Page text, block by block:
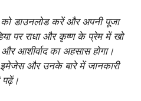
डाउनलोड करें और अपनी पूजा
पर राधा और कृष्ण के प्रेम में खो
आशीर्वाद का अहसास होगा।
इमेजेस और उनके बारे में जानकारी
पढ़ें।